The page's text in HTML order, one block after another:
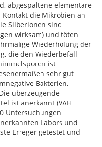
abgespaltene elementare
die Mikrobien an
Silberionen sind
wirksam) und töten
Wiederholung der
die den Wiederbefall
ist
sehr gut
Bakterien,
überzeugende
ist anerkannt (VAH
Untersuchungen
Labors und
Erreger getestet und